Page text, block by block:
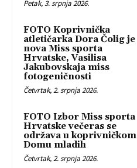
Petak, 3. srpnja 2026.
FOTO Koprivnička
atletičarka Dora Čolig je
nova Miss sporta
Hrvatske, Vasilisa
Jakubovskaja miss
fotogeničnosti
Četvrtak, 2. srpnja 2026.
FOTO Izbor Miss sporta
Hrvatske večeras se
održava u koprivničkom
Domu mladih
Četvrtak, 2. srpnja 2026.